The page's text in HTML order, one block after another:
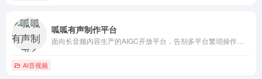
呱呱有声制作平台
AI音视频